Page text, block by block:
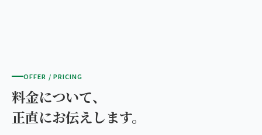
OFFER / PRICING
料金について、
正直にお伝えします。